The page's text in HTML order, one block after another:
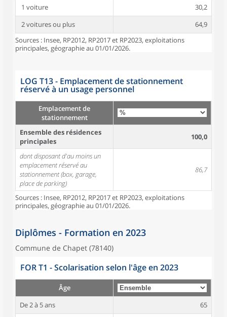
1 voiture
30,2
2 voitures ou plus
64,9
Sources : Insee, RP2012, RP2017 et RP2023, exploitations
principales, géographie au 01/01/2026.
LOG T13 - Emplacement de stationnement
réservé à un usage personnel
Emplacement de
stationnement
Ensemble des résidences
principales
100,0
dont disposant d'au moins un
emplacement réservé au
stationnement (box, garage,
place de parking)
86,7
Sources : Insee, RP2012, RP2017 et RP2023, exploitations
principales, géographie au 01/01/2026.
Diplômes - Formation en 2023
Commune de Chapet (78140)
FOR T1 - Scolarisation selon l'âge en 2023
Âge
De 2 à 5 ans
65